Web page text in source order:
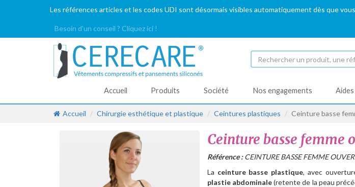
Les références articles et les codes UDI sont désormais visibles automatiquement dès que
Besoin d'un conseil ? Cliquez ici !
Accueil Produits Société Nos engagements
Accueil Chirurgie esthétique et plastique Ceintures plastiques Ceinture basse
Ceinture basse femme
Référence :CEINTURE BASSE FEMME
La ceinture basse plastique, avec
plastie abdominale(retente de la peau